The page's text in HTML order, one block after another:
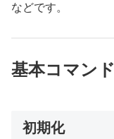
などです。
基本コマンド
初期化